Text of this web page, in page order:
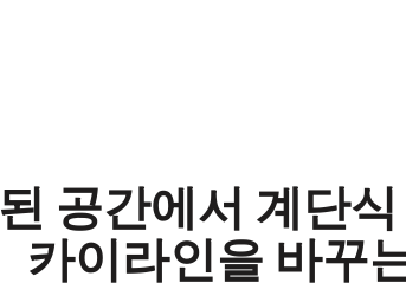
공간에서 계단
카이라인을 바꾸